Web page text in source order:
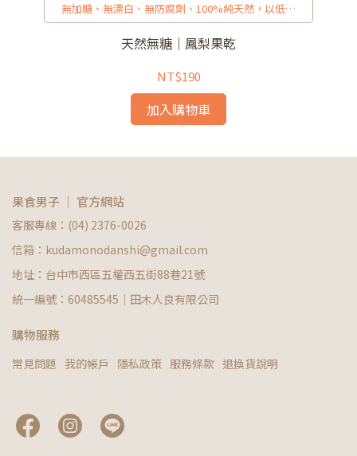
無加糖、無漂白、無防腐劑、100%純天然，以低溫
33度烘烤的天然鳳梨果乾。
天然無糖｜鳳梨果乾
NT$190
加入購物車
果食男子 ｜ 官方網站
客服專線：(04) 2376-0026
信箱：kudamonodanshi@gmail.com
地址：台中市西區五權西五街88巷21號
統一編號：60485545｜田木人良有限公司
購物服務
常見問題 我的帳戶 隱私政策 服務條款 退換貨說明